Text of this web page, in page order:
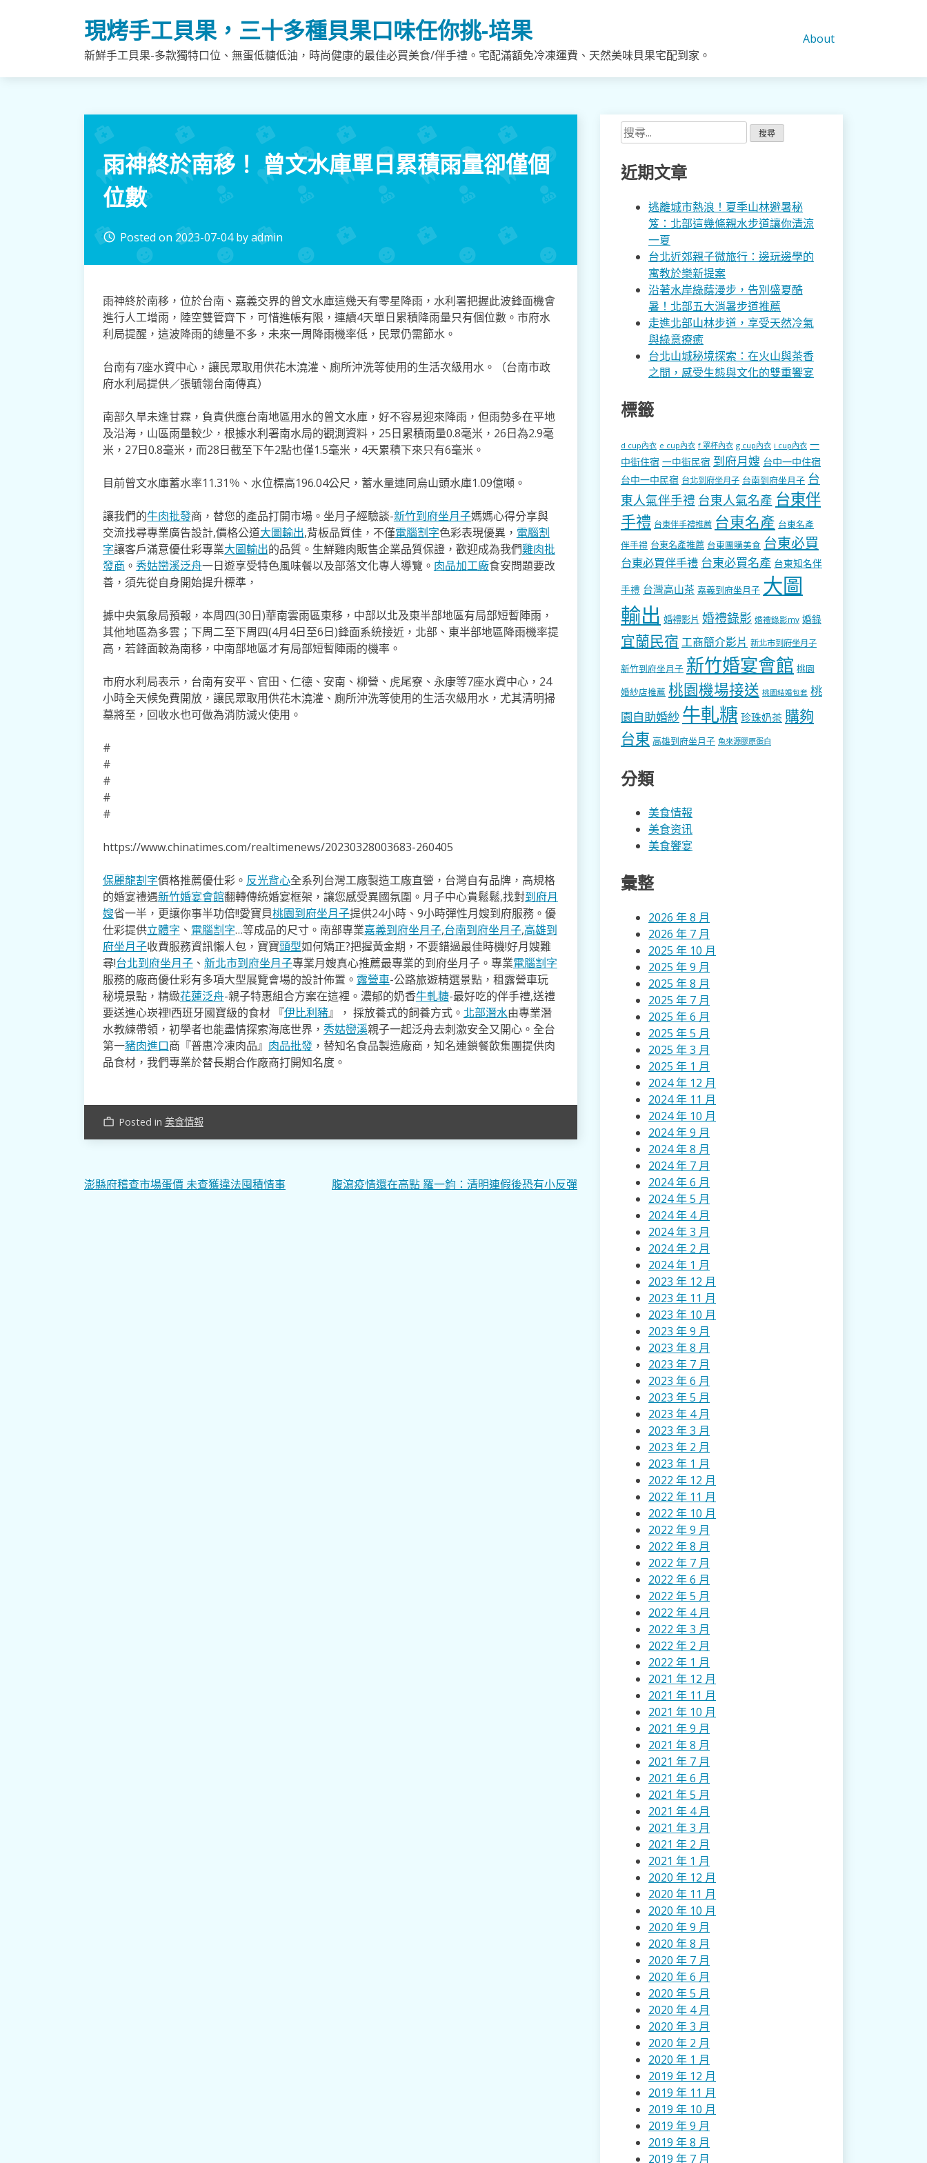
現烤手工貝果，三十多種貝果口味任你挑-培果
新鮮手工貝果-多款獨特口位、無蛋低糖低油，時尚健康的最佳必買美食/伴手禮。宅配滿額免冷凍運費、天然美味貝果宅配到家。
About
雨神終於南移！ 曾文水庫單日累積雨量卻僅個
位數
access_time Posted on2023-07-04byadmin
雨神終於南移，位於台南、嘉義交界的曾文水庫這幾天有零星降雨，水利署把握此波鋒面機會
進行人工增雨，陸空雙管齊下，可惜進帳有限，連續4天單日累積降雨量只有個位數。市府水
利局提醒，這波降雨的總量不多，未來一周降雨機率低，民眾仍需節水。
台南有7座水資中心，讓民眾取用供花木澆灌、廁所沖洗等使用的生活次級用水。（台南市政
府水利局提供／張毓翎台南傳真）
南部久旱未逢甘霖，負責供應台南地區用水的曾文水庫，好不容易迎來降雨，但雨勢多在平地
及沿海，山區雨量較少，根據水利署南水局的觀測資料，25日累積雨量0.8毫米，26日為2.9毫
米，27日0.8毫米，而28日截至下午2點也僅1.5毫米，4天累積下來只有6毫米。
目前曾文水庫蓄水率11.31％、水位標高196.04公尺，蓄水量連同烏山頭水庫1.09億噸。
讓我們的牛肉批發商，替您的產品打開市場。坐月子經驗談-新竹到府坐月子媽媽心得分享與
交流找尋專業廣告設計,價格公道大圖輸出,背板品質佳，不僅電腦割字色彩表現優異， 電腦割
字讓客戶滿意優仕彩專業大圖輸出的品質。生鮮雞肉販售企業品質保證，歡迎成為我們雞肉批
發商 。 秀姑巒溪泛舟一日遊享受特色風味餐以及部落文化專人導覽。 肉品加工廠食安問題要改
善，須先從自身開始提升標準，
據中央氣象局預報，本周四(30日)華南雲雨區東移，中部以北及東半部地區有局部短暫陣雨，
其他地區為多雲；下周二至下周四(4月4日至6日)鋒面系統接近，北部、東半部地區降雨機率提
高，若鋒面較為南移，中南部地區才有局部短暫陣雨的機率。
市府水利局表示，台南有安平、官田、仁德、安南、柳營、虎尾寮、永康等7座水資中心，24
小時全天候免費開放，讓民眾取用供花木澆灌、廁所沖洗等使用的生活次級用水，尤其清明掃
墓將至，回收水也可做為消防滅火使用。
#
#
#
#
#
https://www.chinatimes.com/realtimenews/20230328003683-260405
保麗龍割字價格推薦優仕彩。 反光背心全系列台灣工廠製造工廠直營，台灣自有品牌，高規格
的婚宴禮遇新竹婚宴會館翻轉傳統婚宴框架，讓您感受異國氛圍。月子中心貴鬆鬆,找對到府月
嫂省一半，更讓你事半功倍!!愛寶貝桃園到府坐月子提供24小時、9小時彈性月嫂到府服務。優
仕彩提供立體字 、 電腦割字…等成品的尺寸。南部專業嘉義到府坐月子,台南到府坐月子,高雄到
府坐月子收費服務資訊懶人包，寶寶頭型如何矯正?把握黃金期，不要錯過最佳時機!好月嫂難
尋!台北到府坐月子、 新北市到府坐月子專業月嫂真心推薦最專業的到府坐月子。專業電腦割字
服務的廠商優仕彩有多項大型展覽會場的設計佈置。 露營車-公路旅遊精選景點，租露營車玩
秘境景點，精緻花蓮泛舟-親子特惠組合方案在這裡。濃郁的奶香牛軋糖-最好吃的伴手禮,送禮
要送進心崁裡!西班牙國寶級的食材 『伊比利豬』， 採放養式的飼養方式。 北部潛水由專業潛
水教練帶領，初學者也能盡情探索海底世界， 秀姑巒溪親子一起泛舟去​刺激安全又開心。全台
第一豬肉進口商『普惠冷凍肉品』 肉品批發，替知名食品製造廠商，知名連鎖餐飲集團提供肉
品食材，我們專業於替長期合作廠商打開知名度。
work_outline Posted in 美食情報
文
澎縣府稽查市場蛋價 未查獲違法囤積情事 腹瀉疫情還在高點 羅一鈞：清明連假後恐有小反彈
搜
尋
關
鍵
近期文章
逃離城市熱浪！夏季山林避暑秘
笈：北部這幾條親水步道讓你清涼
一夏
台北近郊親子微旅行：邊玩邊學的
寓教於樂新提案
沿著水岸綠蔭漫步，告別盛夏酷
暑！北部五大消暑步道推薦
走進北部山林步道，享受天然冷氣
與綠意療癒
台北山城秘境探索：在火山與茶香
之間，感受生態與文化的雙重饗宴
標籤
d cup內衣 e cup內衣 f 罩杯內衣 g cup內衣 i cup內衣 一
中街住宿 一中街民宿 到府月嫂 台中一中住宿
台中一中民宿 台北到府坐月子 台南到府坐月子 台
東人氣伴手禮 台東人氣名產 台東伴
手禮 台東伴手禮推薦 台東名產 台東名產
伴手禮 台東名產推薦 台東團購美食 台東必買
台東必買伴手禮 台東必買名產 台東知名伴
手禮 台灣高山茶 嘉義到府坐月子 大圖
輸出 婚禮影片 婚禮錄影 婚禮錄影mv 婚錄
宜蘭民宿 工商簡介影片 新北市到府坐月子
新竹到府坐月子 新竹婚宴會館 桃園
婚紗店推薦 桃園機場接送 桃園結婚包套 桃
園自助婚紗 牛軋糖 珍珠奶茶 購夠
台東 高雄到府坐月子 魚來源膠原蛋白
分類
美食情報
美食资讯
美食饗宴
彙整
2026 年 8 月
2026 年 7 月
2025 年 10 月
2025 年 9 月
2025 年 8 月
2025 年 7 月
2025 年 6 月
2025 年 5 月
2025 年 3 月
2025 年 1 月
2024 年 12 月
2024 年 11 月
2024 年 10 月
2024 年 9 月
2024 年 8 月
2024 年 7 月
2024 年 6 月
2024 年 5 月
2024 年 4 月
2024 年 3 月
2024 年 2 月
2024 年 1 月
2023 年 12 月
2023 年 11 月
2023 年 10 月
2023 年 9 月
2023 年 8 月
2023 年 7 月
2023 年 6 月
2023 年 5 月
2023 年 4 月
2023 年 3 月
2023 年 2 月
2023 年 1 月
2022 年 12 月
2022 年 11 月
2022 年 10 月
2022 年 9 月
2022 年 8 月
2022 年 7 月
2022 年 6 月
2022 年 5 月
2022 年 4 月
2022 年 3 月
2022 年 2 月
2022 年 1 月
2021 年 12 月
2021 年 11 月
2021 年 10 月
2021 年 9 月
2021 年 8 月
2021 年 7 月
2021 年 6 月
2021 年 5 月
2021 年 4 月
2021 年 3 月
2021 年 2 月
2021 年 1 月
2020 年 12 月
2020 年 11 月
2020 年 10 月
2020 年 9 月
2020 年 8 月
2020 年 7 月
2020 年 6 月
2020 年 5 月
2020 年 4 月
2020 年 3 月
2020 年 2 月
2020 年 1 月
2019 年 12 月
2019 年 11 月
2019 年 10 月
2019 年 9 月
2019 年 8 月
2019 年 7 月